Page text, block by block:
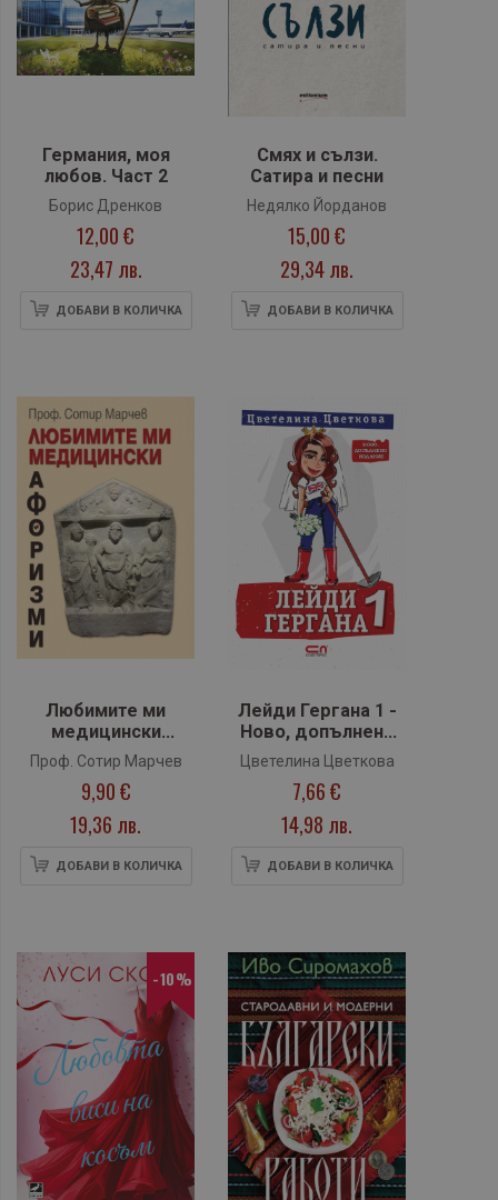
Германия, моя
любов. Част 2
Борис Дренков
12,00 €
23,47 лв.
ДОБАВИ В КОЛИЧКА
Смях и сълзи.
Сатира и песни
Недялко Йорданов
15,00 €
29,34 лв.
ДОБАВИ В КОЛИЧКА
Любимите ми
медицински
афоризми
Проф. Сотир Марчев
9,90 €
19,36 лв.
ДОБАВИ В КОЛИЧКА
Лейди Гергана 1 -
Ново, допълнено
издание
(Софтпрес)
Цветелина Цветкова
7,66 €
14,98 лв.
ДОБАВИ В КОЛИЧКА
-10%